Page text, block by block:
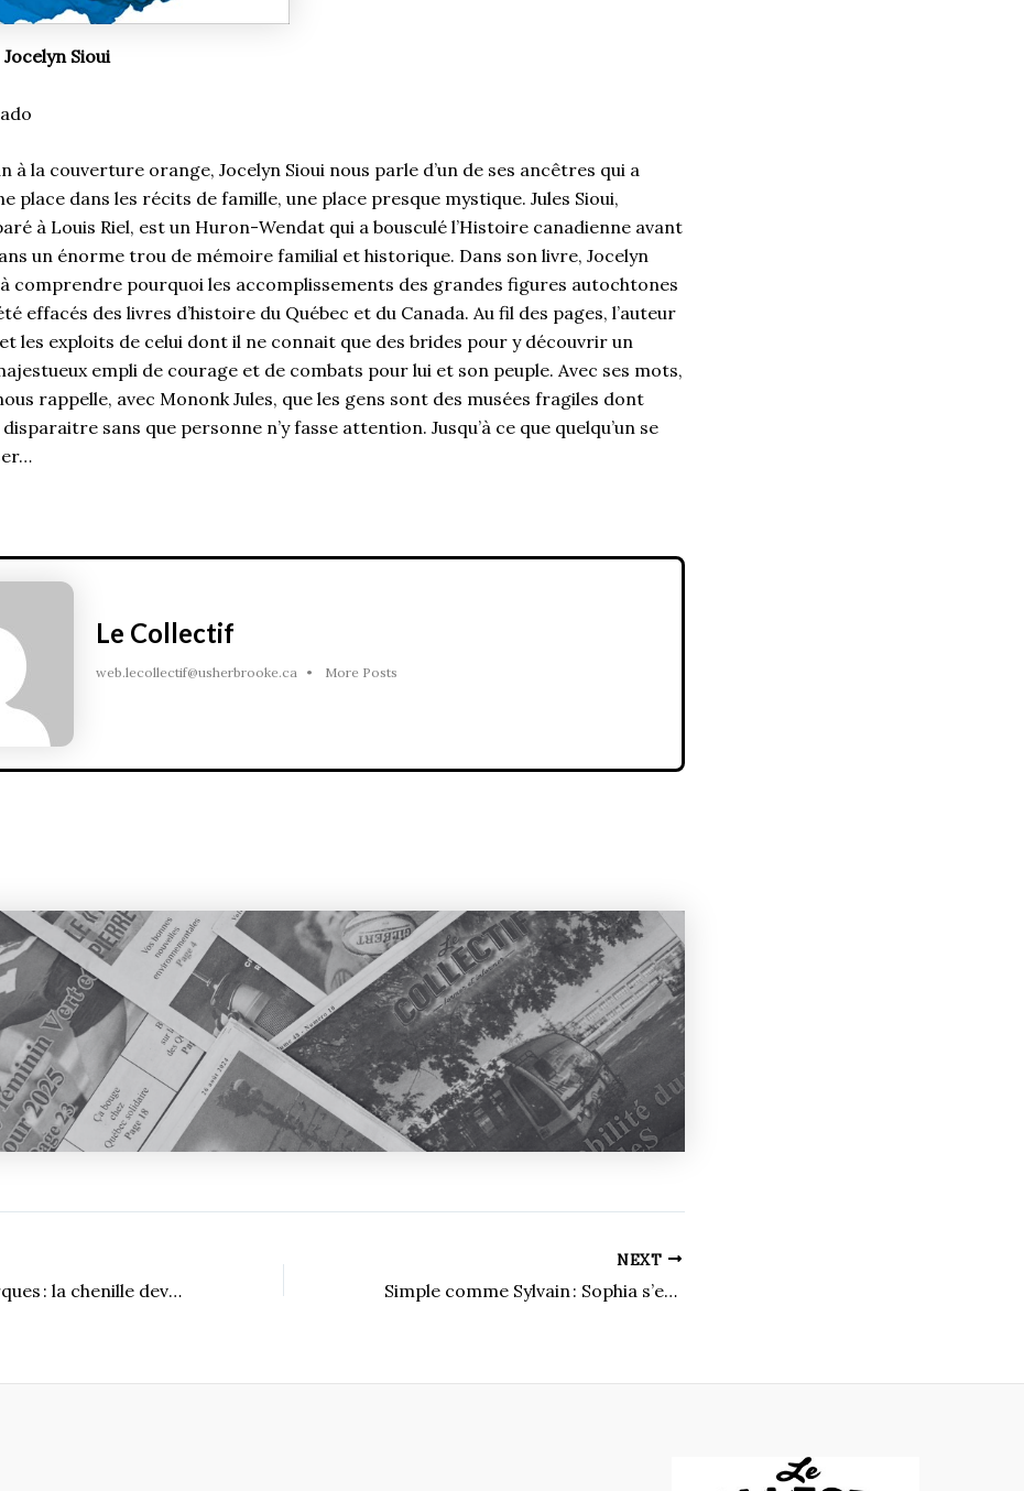
Jocelyn Sioui
à la couverture orange, Jocelyn Sioui nous parle d’un de ses ancêtres qui a
place dans les récits de famille, une place presque mystique. Jules Sioui,
à Louis Riel, est un Huron-Wendat qui a bousculé l’Histoire canadienne avant
un énorme trou de mémoire familial et historique. Dans son livre, Jocelyn
comprendre pourquoi les accomplissements des grandes figures autochtones
effacés des livres d’histoire du Québec et du Canada. Au fil des pages, l’auteur
les exploits de celui dont il ne connait que des brides pour y découvrir un
empli de courage et de combats pour lui et son peuple. Avec ses mots,
rappelle, avec Mononk Jules, que les gens sont des musées fragiles dont
sans que personne n’y fasse attention. Jusqu’à ce que quelqu’un se
Le Collectif
web.lecollectif@usherbrooke.ca • More Posts
Projet Monarques : la chenille devient papillon
NEXT
Simple comme Sylvain : Sophia s’ennuie